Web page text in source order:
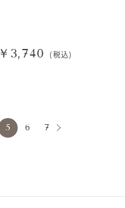
￥3,740 (税込)
5 6 7